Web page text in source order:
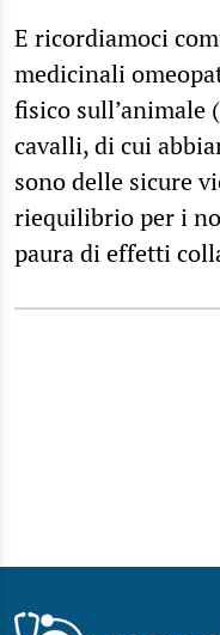
E ricordiamoci
medicinali
fisico sull’animale
cavalli, di cui
sono delle sicure
riequilibrio per i
paura di effetti